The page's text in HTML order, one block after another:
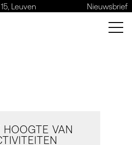
Leuven Nieuwsbrief
HOOGTE VAN